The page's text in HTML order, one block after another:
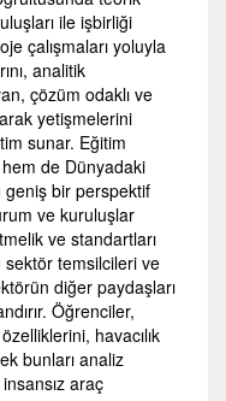
ile işbirliği
çalışmaları yoluyla
analitik
çözüm odaklı ve
yetişmelerini
sunar. Eğitim
de Dünyadaki
geniş bir perspektif
ve kuruluşlar
ve standartları
sektör temsilcileri ve
diğer paydaşları
Öğrenciler,
havacılık
bunları analiz
araç